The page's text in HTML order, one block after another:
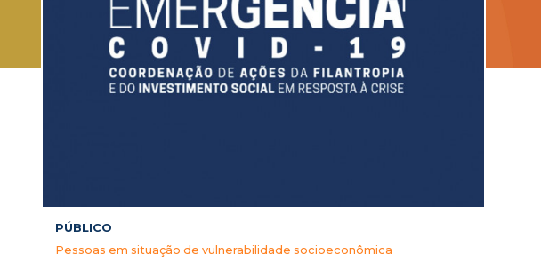
PÚBLICO
Pessoas em situação de vulnerabilidade socioeconômica